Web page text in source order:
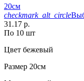
20см
checkmark_alt_circle
31.17 р.
По 10 шт
Цвет бежевый
Размер 20см